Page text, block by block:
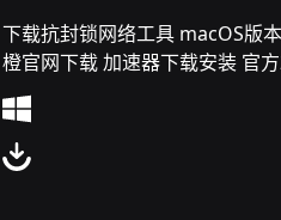
下载抗封锁网络工具 macOS版
橙官网下载 加速器下载安装 官